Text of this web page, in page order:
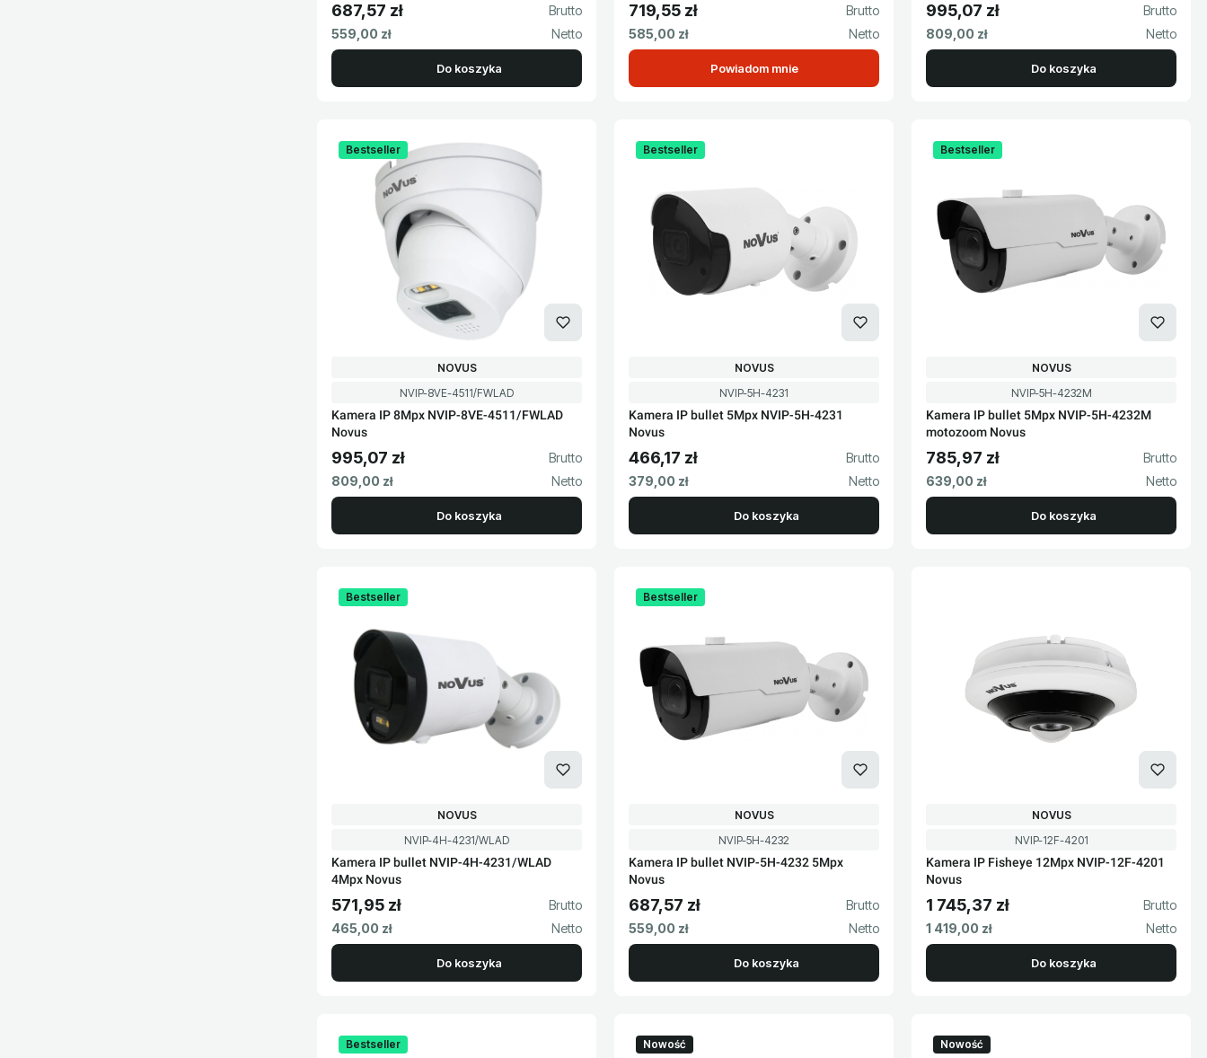
Cena brutto
687,57 zł
Cena netto
559,00 zł
Do koszyka
Cena brutto
719,55 zł
Cena netto
585,00 zł
Powiadom mnie
Cena brutto
995,07 zł
Cena netto
809,00 zł
Do koszyka
Bestseller
Kod produktu
NVIP-8VE-4511/FWLAD
Kamera IP 8Mpx NVIP-8VE-4511/FWLAD
Novus
PRODUCENT
NOVUS
Cena brutto
995,07 zł
Cena netto
809,00 zł
Do koszyka
Bestseller
Kod produktu
NVIP-5H-4231
Kamera IP bullet 5Mpx NVIP-5H-4231
Novus
PRODUCENT
NOVUS
Cena brutto
466,17 zł
Cena netto
379,00 zł
Do koszyka
Bestseller
Kod produktu
NVIP-5H-4232M
Kamera IP bullet 5Mpx NVIP-5H-4232M
motozoom Novus
PRODUCENT
NOVUS
Cena brutto
785,97 zł
Cena netto
639,00 zł
Do koszyka
Bestseller
Kod produktu
NVIP-4H-4231/WLAD
Kamera IP bullet NVIP-4H-4231/WLAD
4Mpx Novus
PRODUCENT
NOVUS
Cena brutto
571,95 zł
Cena netto
465,00 zł
Do koszyka
Bestseller
Kod produktu
NVIP-5H-4232
Kamera IP bullet NVIP-5H-4232 5Mpx
Novus
PRODUCENT
NOVUS
Cena brutto
687,57 zł
Cena netto
559,00 zł
Do koszyka
Kod produktu
NVIP-12F-4201
Kamera IP Fisheye 12Mpx NVIP-12F-4201
Novus
PRODUCENT
NOVUS
Cena brutto
1 745,37 zł
Cena netto
1 419,00 zł
Do koszyka
Bestseller Nowość Nowość